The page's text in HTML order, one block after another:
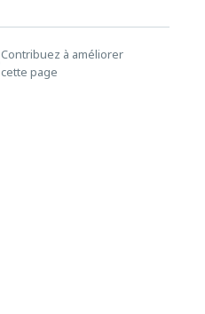
Contribuez à améliorer
cette page